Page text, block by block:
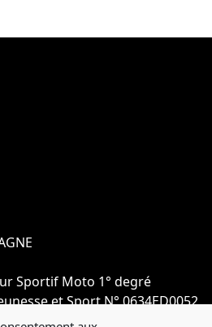
Sportif Moto 1° degré
et Sport N° 0634ED0052